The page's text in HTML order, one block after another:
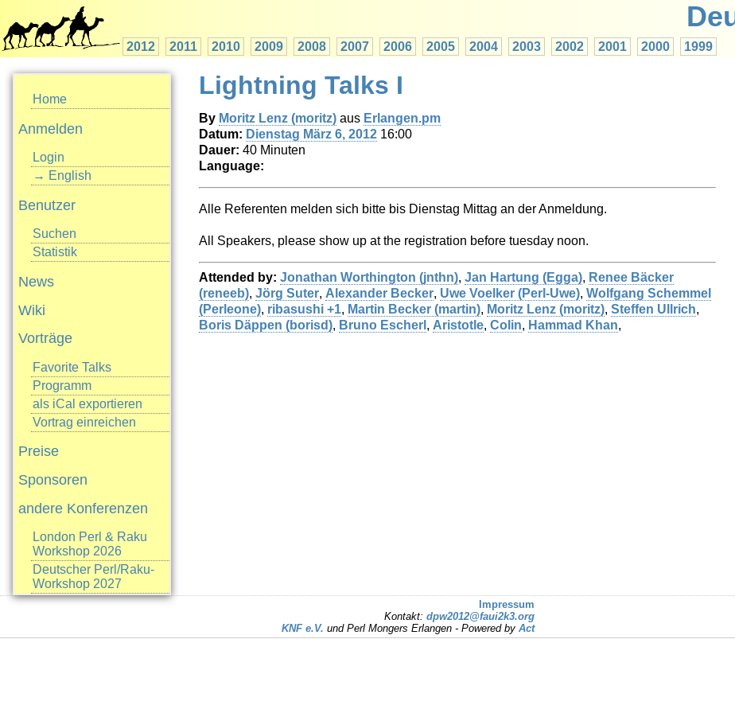
2012 2011 2010 2009 2008 2007 2006 2005 2004 2003 2002 2001 2000 1999
Home
Anmelden
Login
→ English
Benutzer
Suchen
Statistik
News
Wiki
Vorträge
Favorite Talks
Programm
als iCal exportieren
Vortrag einreichen
Preise
Sponsoren
andere Konferenzen
London Perl & Raku
Workshop 2026
Deutscher Perl/Raku-
Workshop 2027
Lightning Talks I
By Moritz Lenz (‎moritz‎) aus Erlangen.pm
Datum: Dienstag März 6, 2012 16:00
Dauer: 40 Minuten
Language:
Alle Referenten melden sich bitte bis Dienstag Mittag an der Anmeldung.
All Speakers, please show up at the registration before tuesday noon.
Attended by: Jonathan Worthington (‎jnthn‎), Jan Hartung (‎Egga‎), Renee Bäcker
(‎reneeb‎), Jörg Suter, Alexander Becker, Uwe Voelker (‎Perl-Uwe‎), Wolfgang Schemmel
(‎Perleone‎), ribasushi +1, Martin Becker (‎martin‎), Moritz Lenz (‎moritz‎), Steffen Ullrich,
Boris Däppen (‎borisd‎), Bruno Escherl , Aristotle, Colin, Hammad Khan,
Impressum
Kontakt: dpw2012@faui2k3.org
KNF e.V. und Perl Mongers Erlangen - Powered by Act